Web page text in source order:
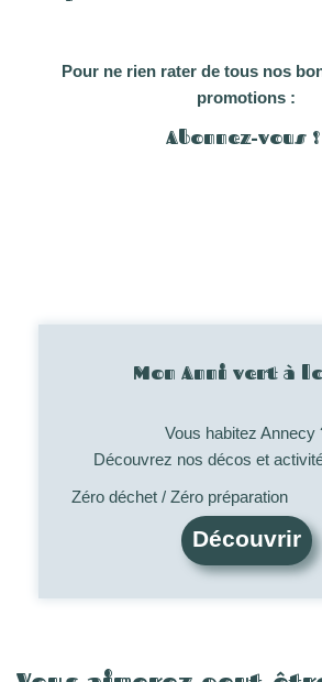
Pour ne rien rater de tous nos
promotions :
Abonnez-vous !
Mon Anni vert à
Vous habitez Annecy
Découvrez nos décos et
Zéro déchet / Zéro préparation
Découvrir